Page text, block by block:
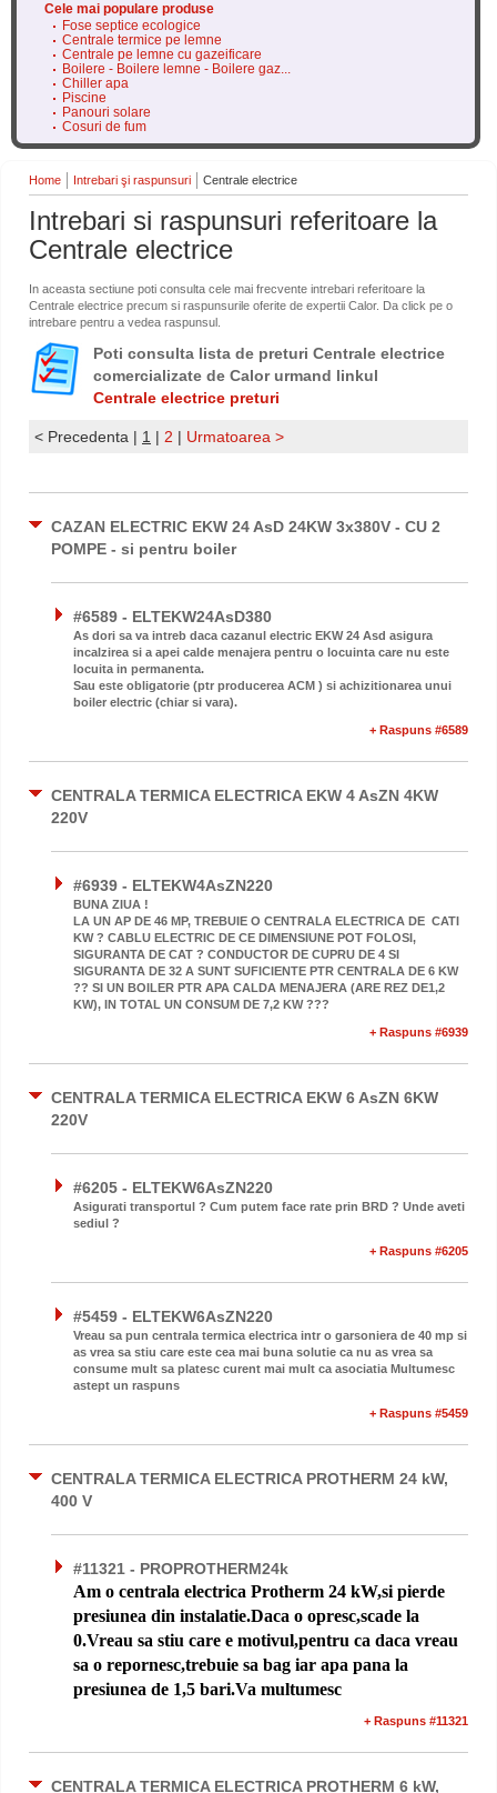
Cele mai populare produse
Fose septice ecologice
Centrale termice pe lemne
Centrale pe lemne cu gazeificare
Boilere - Boilere lemne - Boilere gaz...
Chiller apa
Piscine
Panouri solare
Cosuri de fum
Home Intrebari şi raspunsuri Centrale electrice
Intrebari si raspunsuri referitoare la
Centrale electrice
In aceasta sectiune poti consulta cele mai frecvente intrebari referitoare la
Centrale electrice precum si raspunsurile oferite de expertii Calor. Da click pe o
intrebare pentru a vedea raspunsul.
Poti consulta lista de preturi Centrale electrice
comercializate de Calor urmand linkul
Centrale electrice preturi
< Precedenta | 1 | 2 | Urmatoarea >
CAZAN ELECTRIC EKW 24 AsD 24KW 3x380V - CU 2
POMPE - si pentru boiler
#6589 - ELTEKW24AsD380
As dori sa va intreb daca cazanul electric EKW 24 Asd asigura
incalzirea si a apei calde menajera pentru o locuinta care nu este
locuita in permanenta.
Sau este obligatorie (ptr producerea ACM ) si achizitionarea unui
boiler electric (chiar si vara).
+ Raspuns #6589
CENTRALA TERMICA ELECTRICA EKW 4 AsZN 4KW
220V
#6939 - ELTEKW4AsZN220
BUNA ZIUA !
LA UN AP DE 46 MP, TREBUIE O CENTRALA ELECTRICA DE CATI
KW ? CABLU ELECTRIC DE CE DIMENSIUNE POT FOLOSI,
SIGURANTA DE CAT ? CONDUCTOR DE CUPRU DE 4 SI
SIGURANTA DE 32 A SUNT SUFICIENTE PTR CENTRALA DE 6 KW
?? SI UN BOILER PTR APA CALDA MENAJERA (ARE REZ DE1,2
KW), IN TOTAL UN CONSUM DE 7,2 KW ???
+ Raspuns #6939
CENTRALA TERMICA ELECTRICA EKW 6 AsZN 6KW
220V
#6205 - ELTEKW6AsZN220
Asigurati transportul ? Cum putem face rate prin BRD ? Unde aveti
sediul ?
+ Raspuns #6205
#5459 - ELTEKW6AsZN220
Vreau sa pun centrala termica electrica intr o garsoniera de 40 mp si
as vrea sa stiu care este cea mai buna solutie ca nu as vrea sa
consume mult sa platesc curent mai mult ca asociatia Multumesc
astept un raspuns
+ Raspuns #5459
CENTRALA TERMICA ELECTRICA PROTHERM 24 kW,
400 V
#11321 - PROPROTHERM24k
Am o centrala electrica Protherm 24 kW,si pierde
presiunea din instalatie.Daca o opresc,scade la
0.Vreau sa stiu care e motivul,pentru ca daca vreau
sa o repornesc,trebuie sa bag iar apa pana la
presiunea de 1,5 bari.Va multumesc
+ Raspuns #11321
CENTRALA TERMICA ELECTRICA PROTHERM 6 kW,